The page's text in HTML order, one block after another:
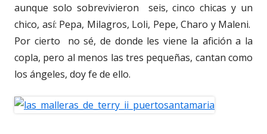
aunque solo sobrevivieron seis, cinco chicas y un
chico, así: Pepa, Milagros, Loli, Pepe, Charo y Maleni.
Por cierto no sé, de donde les viene la afición a la
copla, pero al menos las tres pequeñas, cantan como
los ángeles, doy fe de ello.